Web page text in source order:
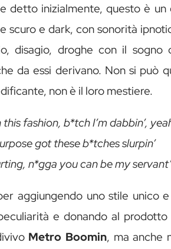
detto inizialmente, questo è un
scuro e dark, con sonorità
disagio, droghe con il sogno
da essi derivano. Non si può
non è il loro mestiere.
fashion, b*tch I’m dabbin’,
got these b*tches slurpin’
n*gga you can be my
aggiungendo uno stile unico
e donando al prodotto
Metro Boomin, ma anche